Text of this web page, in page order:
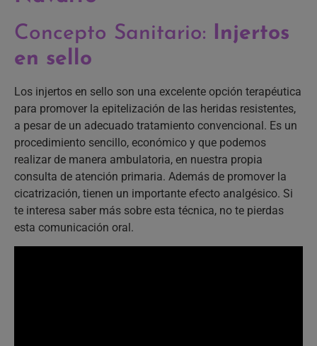
Concepto Sanitario: Injertos
en sello
Los injertos en sello son una excelente opción terapéutica
para promover la epitelización de las heridas resistentes,
a pesar de un adecuado tratamiento convencional. Es un
procedimiento sencillo, económico y que podemos
realizar de manera ambulatoria, en nuestra propia
consulta de atención primaria. Además de promover la
cicatrización, tienen un importante efecto analgésico. Si
te interesa saber más sobre esta técnica, no te pierdas
esta comunicación oral.